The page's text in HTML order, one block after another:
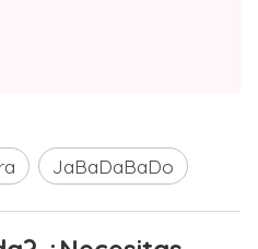
JaBaDaBaDo